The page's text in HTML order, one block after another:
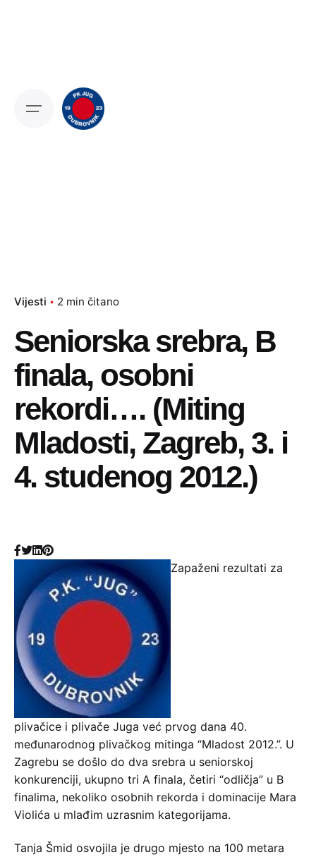
Vijesti 2 min čitano
Seniorska srebra, B
finala, osobni
rekordi…. (Miting
Mladosti, Zagreb, 3. i
4. studenog 2012.)
Zapaženi rezultati za
plivačice i plivače Juga već prvog dana 40.
međunarodnog plivačkog mitinga “Mladost 2012.”. U
Zagrebu se došlo do dva srebra u seniorskoj
konkurenciji, ukupno tri A finala, četiri “odličja” u B
finalima, nekoliko osobnih rekorda i dominacije Mara
Violića u mlađim uzrasnim kategorijama.
Tanja Šmid osvojila je drugo mjesto na 100 metara